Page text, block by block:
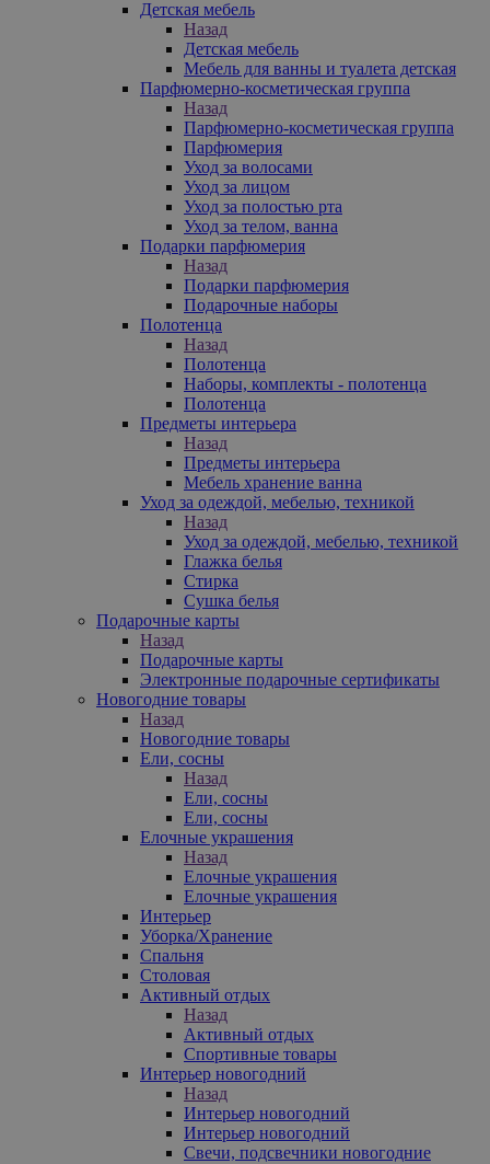
Детская мебель
Назад
Детская мебель
Мебель для ванны и туалета детская
Парфюмерно-косметическая группа
Назад
Парфюмерно-косметическая группа
Парфюмерия
Уход за волосами
Уход за лицом
Уход за полостью рта
Уход за телом, ванна
Подарки парфюмерия
Назад
Подарки парфюмерия
Подарочные наборы
Полотенца
Назад
Полотенца
Наборы, комплекты - полотенца
Полотенца
Предметы интерьера
Назад
Предметы интерьера
Мебель хранение ванна
Уход за одеждой, мебелью, техникой
Назад
Уход за одеждой, мебелью, техникой
Глажка белья
Стирка
Сушка белья
Подарочные карты
Назад
Подарочные карты
Электронные подарочные сертификаты
Новогодние товары
Назад
Новогодние товары
Ели, сосны
Назад
Ели, сосны
Ели, сосны
Елочные украшения
Назад
Елочные украшения
Елочные украшения
Интерьер
Уборка/Хранение
Спальня
Столовая
Активный отдых
Назад
Активный отдых
Спортивные товары
Интерьер новогодний
Назад
Интерьер новогодний
Интерьер новогодний
Свечи, подсвечники новогодние